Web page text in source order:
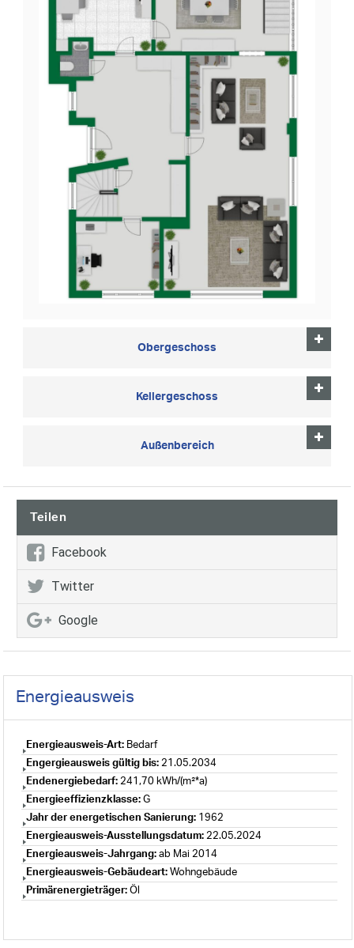
Obergeschoss
Kellergeschoss
Außenbereich
Teilen
Facebook
Twitter
Google
Energieausweis
Energieausweis-Art: Bedarf
Engergieausweis gültig bis: 21.05.2034
Endenergiebedarf: 241,70 kWh/(m²*a)
Energieeffizienzklasse: G
Jahr der energetischen Sanierung: 1962
Energieausweis-Ausstellungsdatum: 22.05.2024
Energieausweis-Jahrgang: ab Mai 2014
Energieausweis-Gebäudeart: Wohngebäude
Primärenergieträger: Öl